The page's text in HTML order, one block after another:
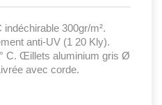
300gr/m².
anti-UV (1 20 Kly).
C. Œillets aluminium gris Ø
avec corde.